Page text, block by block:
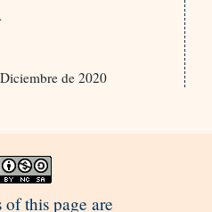
de 2020
this page are